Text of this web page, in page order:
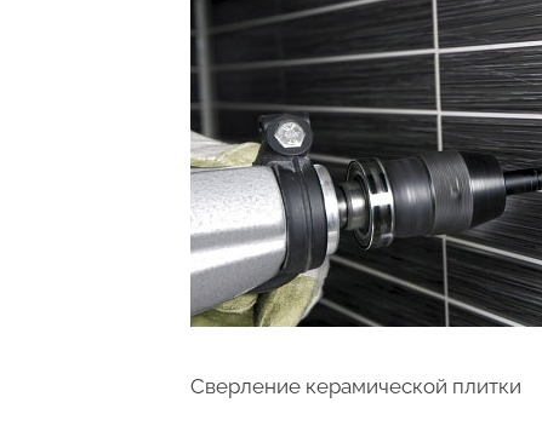
Сверление керамической плитки